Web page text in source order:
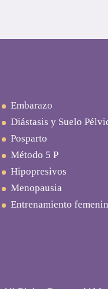
Embarazo
Diástasis y Suelo
Posparto
Método 5 P
Hipopresivos
Menopausia
Entrenamiento